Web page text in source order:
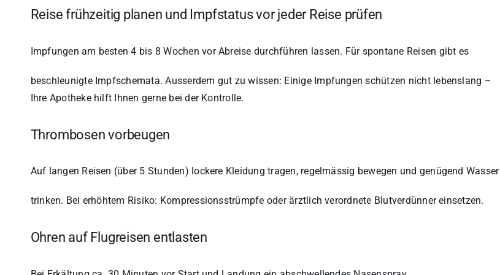
Reise frühzeitig planen und Impfstatus vor jeder Reise prüfen
Impfungen am besten 4 bis 8 Wochen vor Abreise durchführen lassen. Für spontane Reisen gibt es
beschleunigte Impfschemata. Ausserdem gut zu wissen: Einige Impfungen schützen nicht lebenslang –
Ihre Apotheke hilft Ihnen gerne bei der Kontrolle.
Thrombosen vorbeugen
Auf langen Reisen (über 5 Stunden) lockere Kleidung tragen, regelmässig bewegen und genügend Wasser
trinken. Bei erhöhtem Risiko: Kompressionsstrümpfe oder ärztlich verordnete Blutverdünner einsetzen.
Ohren auf Flugreisen entlasten